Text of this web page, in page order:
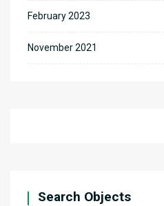
February 2023
November 2021
Search Objects